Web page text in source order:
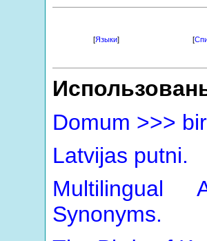
[Языки] [
Domum >>>
Latvijas putni.
Multilingual
Synonyms.